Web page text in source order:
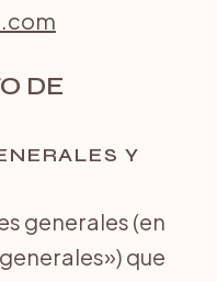
DE
Y
generales (en
que